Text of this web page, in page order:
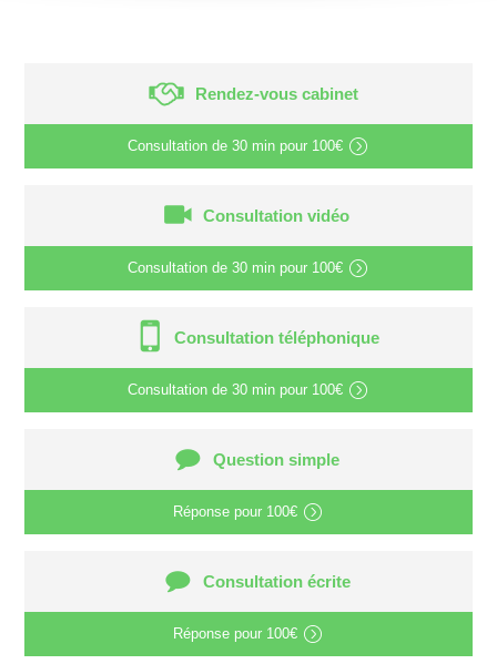
Rendez-vous cabinet
Consultation de 30 min pour 100€
Consultation vidéo
Consultation de 30 min pour 100€
Consultation téléphonique
Consultation de 30 min pour 100€
Question simple
Réponse pour 100€
Consultation écrite
Réponse pour 100€